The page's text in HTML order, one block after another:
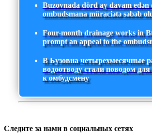
Buzovnada dörd ay davam
ombudsmana müraciətə səbəb
Four-month drainage works in
prompt an appeal to the
В Бузовна четырехмесячные
водоотводу стали поводом
к омбудсмену
Следите за нами в социальных сетях